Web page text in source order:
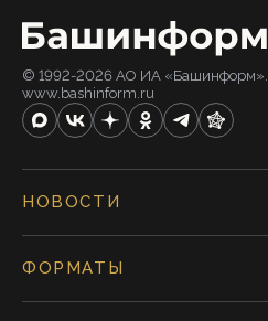
© 1992-2026 АО ИА «Башинформ».
www.bashinform.ru
НОВОСТИ
ФОРМАТЫ